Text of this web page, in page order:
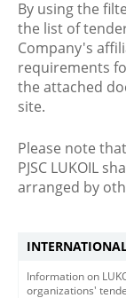
By using the
the list of
Company's
requirements
the attached
site.
Please note
PJSC LUKOIL
arranged by
Information on
organizations'